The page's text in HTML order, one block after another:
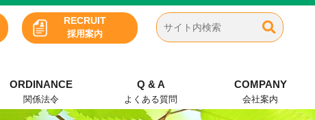
RECRUIT
採用案内
ORDINANCE
関係法令
Q & A
よくある質問
COMPANY
会社案内